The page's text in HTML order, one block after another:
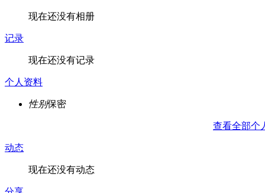
现在还没有相册
记录
现在还没有记录
个人资料
性别保密
查看全部个
动态
现在还没有动态